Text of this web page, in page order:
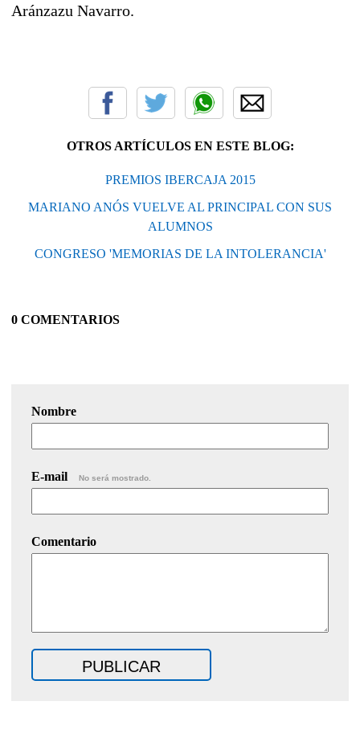
Aránzazu Navarro.
OTROS ARTÍCULOS EN ESTE BLOG:
PREMIOS IBERCAJA 2015
MARIANO ANÓS VUELVE AL PRINCIPAL CON SUS
ALUMNOS
CONGRESO 'MEMORIAS DE LA INTOLERANCIA'
0 COMENTARIOS
Nombre
E-mail No será mostrado.
Comentario